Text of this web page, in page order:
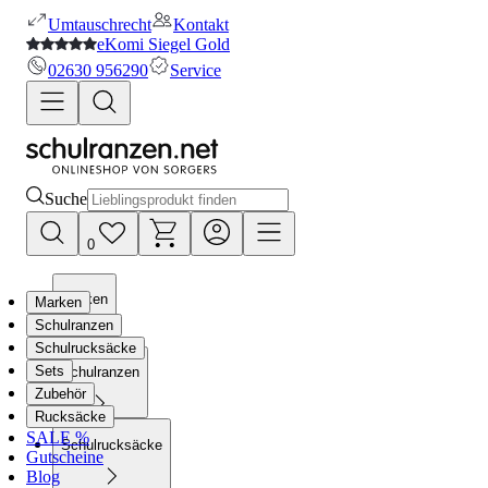
Umtauschrecht
Kontakt
eKomi Siegel Gold
02630 956290
Service
Suche
0
Marken
Schulranzen
Schulrucksäcke
Marken
Schulranzen
Schulrucksäcke
Sets
Zubehör
Rucksäcke
SALE %
Gutscheine
Blog